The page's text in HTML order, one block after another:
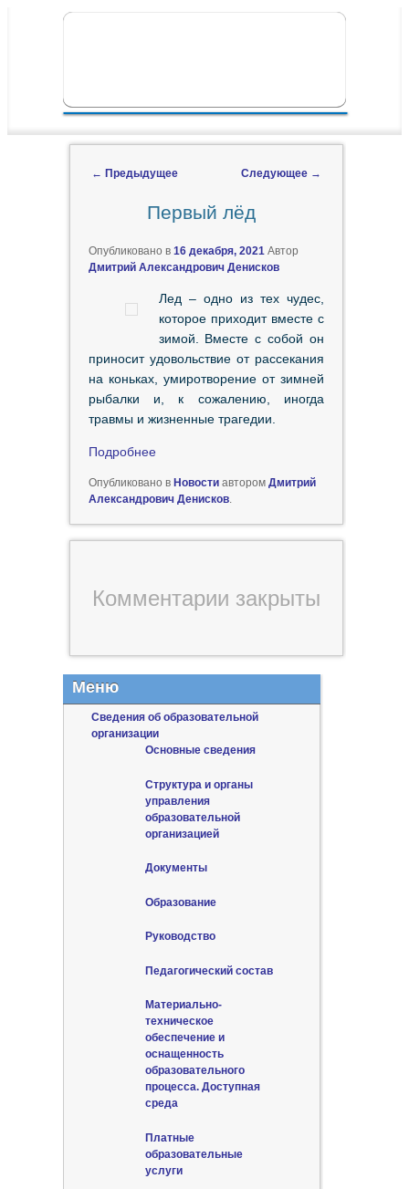
ГЛАВНОЕ МЕНЮ
← Предыдущее Следующее →
Первый лёд
Опубликовано в 16 декабря, 2021 Автор
Дмитрий Александрович Денисков
Лед – одно из тех чудес,
которое приходит вместе с
зимой. Вместе с собой он
приносит удовольствие от рассекания
на коньках, умиротворение от зимней
рыбалки и, к сожалению, иногда
травмы и жизненные трагедии.
Подробнее
Опубликовано в Новостиавтором Дмитрий
Александрович Денисков.
Комментарии закрыты
Меню
Сведения об образовательной
организации
Основные сведения
Структура и органы
управления
образовательной
организацией
Документы
Образование
Руководство
Педагогический состав
Материально-
техническое
обеспечение и
оснащенность
образовательного
процесса. Доступная
среда
Платные
образовательные
услуги